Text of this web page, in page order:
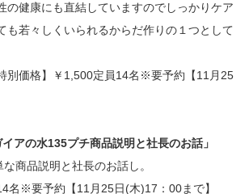
の健康にも直結していますのでしっかりケア
も若々しくいられるからだ作りの１つとして
別価格】￥1,500定員14名※要予約【11月25
アの水135プチ商品説明と社長のお話」
商品説明と社長のお話し。
※要予約【11月25日(木)17：00まで】